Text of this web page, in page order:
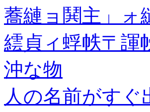
蕎縺ョ鬨主」ォ
繧貞ィ蜉帙〒諢
沖な物
人の名前がす